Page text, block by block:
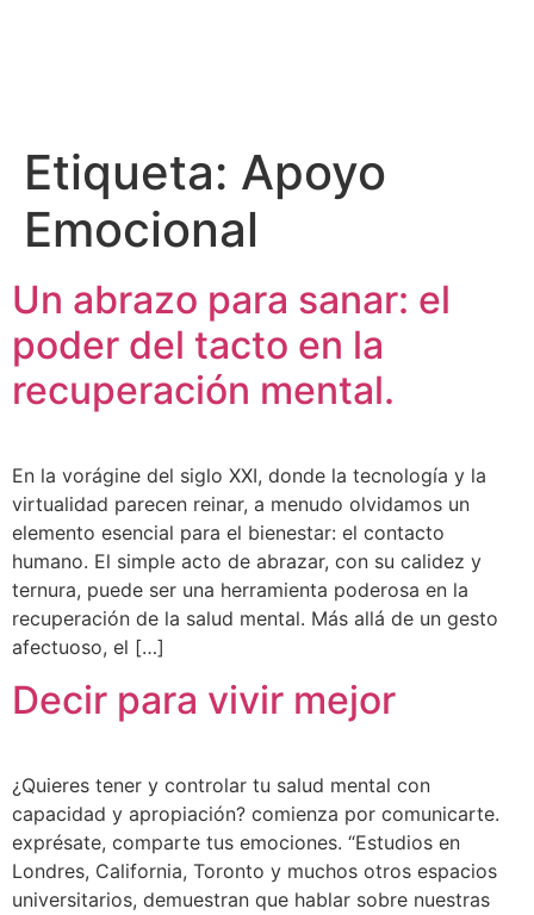
Etiqueta: Apoyo
Emocional
Un abrazo para sanar: el
poder del tacto en la
recuperación mental.
En la vorágine del siglo XXI, donde la tecnología y la
virtualidad parecen reinar, a menudo olvidamos un
elemento esencial para el bienestar: el contacto
humano. El simple acto de abrazar, con su calidez y
ternura, puede ser una herramienta poderosa en la
recuperación de la salud mental. Más allá de un gesto
afectuoso, el […]
Decir para vivir mejor
¿Quieres tener y controlar tu salud mental con
capacidad y apropiación? comienza por comunicarte.
exprésate, comparte tus emociones. “Estudios en
Londres, California, Toronto y muchos otros espacios
universitarios, demuestran que hablar sobre nuestras